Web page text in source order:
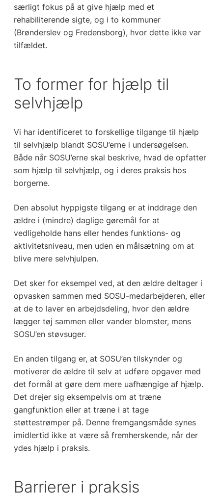
særligt fokus på at give hjælp med et
rehabiliterende sigte, og i to kommuner
(Brønderslev og Fredensborg), hvor dette ikke var
tilfældet.
To former for hjælp til
selvhjælp
Vi har identificeret to forskellige tilgange til hjælp
til selvhjælp blandt SOSU’erne i undersøgelsen.
Både når SOSU’erne skal beskrive, hvad de opfatter
som hjælp til selvhjælp, og i deres praksis hos
borgerne.
Den absolut hyppigste tilgang er at inddrage den
ældre i (mindre) daglige gøremål for at
vedligeholde hans eller hendes funktions- og
aktivitetsniveau, men uden en målsætning om at
blive mere selvhjulpen.
Det sker for eksempel ved, at den ældre deltager i
opvasken sammen med SOSU-medarbejderen, eller
at de to laver en arbejdsdeling, hvor den ældre
lægger tøj sammen eller vander blomster, mens
SOSU’en støvsuger.
En anden tilgang er, at SOSU’en tilskynder og
motiverer de ældre til selv at udføre opgaver med
det formål at gøre dem mere uafhængige af hjælp.
Det drejer sig eksempelvis om at træne
gangfunktion eller at træne i at tage
støttestrømper på. Denne fremgangsmåde synes
imidlertid ikke at være så fremherskende, når der
ydes hjælp i praksis.
Barrierer i praksis